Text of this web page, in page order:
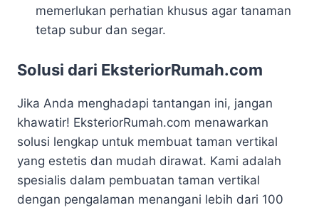
memerlukan perhatian khusus agar tanaman
tetap subur dan segar.
Solusi dari EksteriorRumah.com
Jika Anda menghadapi tantangan ini, jangan
khawatir! EksteriorRumah.com menawarkan
solusi lengkap untuk membuat taman vertikal
yang estetis dan mudah dirawat. Kami adalah
spesialis dalam pembuatan taman vertikal
dengan pengalaman menangani lebih dari 100